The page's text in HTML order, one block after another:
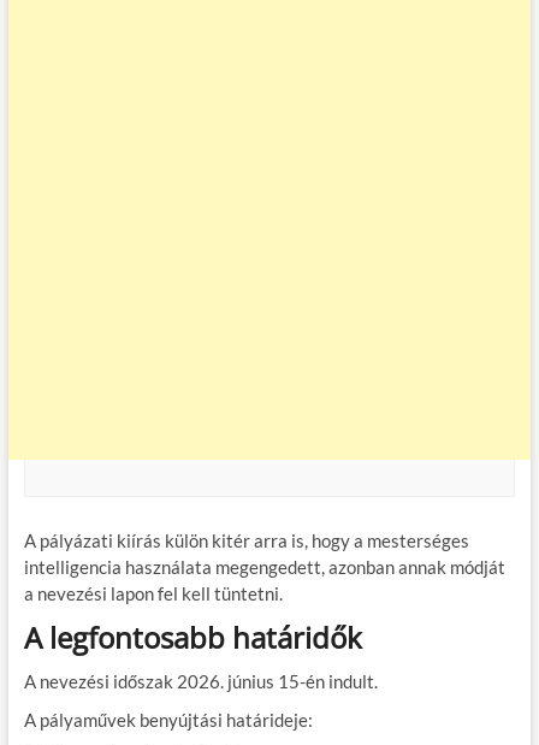
A pályázati kiírás külön kitér arra is, hogy a mesterséges
intelligencia használata megengedett, azonban annak módját
a nevezési lapon fel kell tüntetni.
A legfontosabb határidők
A nevezési időszak 2026. június 15-én indult.
A pályaművek benyújtási határideje: